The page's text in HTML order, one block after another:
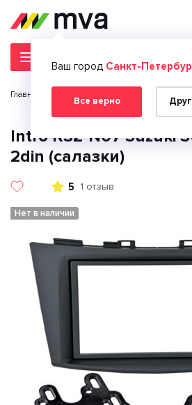
Ваш город Санкт-
Все верно
Главная страница
Intro RSZ-N07 Suzuki
2din (салазки)
5 1 отзыв
Нет в наличии